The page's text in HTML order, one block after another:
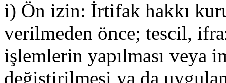
i) Ön izin: İrtifak hakkı
verilmeden önce; tescil,
işlemlerin yapılması veya
değiştirilmesi ya da